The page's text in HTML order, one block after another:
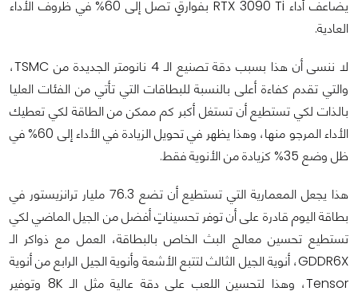
يضاعف أداء RTX 3090 Ti بفوارقٍ تصل إلى 60% في ظروف الأداء
العادية.
لا ننسى أن هذا بسبب دقة تصنيع الـ 4 نانومتر الجديدة من TSMC،
والتي تقدم كفاءة أعلى بالنسبة للبطاقات التي تأتي من الفئات العليا
بالذات لكي تستطيع أن تستغل أكبر كم ممكن من الطاقة لكي تعطيك
الأداء المرجو منها، وهذا يظهر في تحويل الزيادة في الأداء إلى 60% في
ظل وضع 35% كزيادة من الأنوية فقط.
هذا يجعل المعمارية التي تستطيع أن تضع 76.3 مليار ترانزيستور في
بطاقة اليوم قادرة على أن توفر تحسيناتٍ أفضل من الجيل الماضي لكي
تستطيع تحسين معالج البث الخاص بالبطاقة، العمل مع ذواكر الـ
GDDR6X، أنوية الجيل الثالث لتتبع الأشعة وأنوية الجيل الرابع من أنوية
Tensor، وهذا لتحسين اللعب على دقة عالية مثل الـ 8K وتوفير